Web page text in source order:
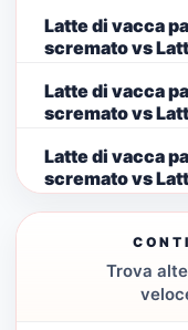
Latte di vacca
scremato vs
Latte di vacca
scremato vs
Latte di vacca
scremato vs
Trova